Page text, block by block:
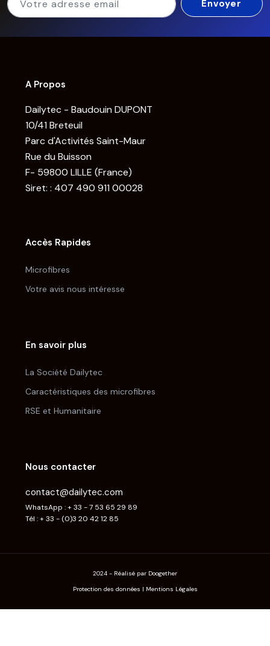
A Propos
Dailytec - Baudouin DUPONT
10/41 Breteuil
Parc d'Activités Saint-Maur
Rue du Buisson
F- 59800 LILLE (France)
Siret: : 407 490 911 00028
Accès Rapides
Microfibres
Votre avis nous intéresse
En savoir plus
La Société Dailytec
Caractéristiques des microfibres
RSE et Humanitaire
Nous contacter
contact@dailytec.com
WhatsApp : + 33 - 7 53 65 29 89
Tél : + 33 - (0)3 20 42 12 85
2024 - Réalisé par Doogether
Protection des données | Mentions Légales